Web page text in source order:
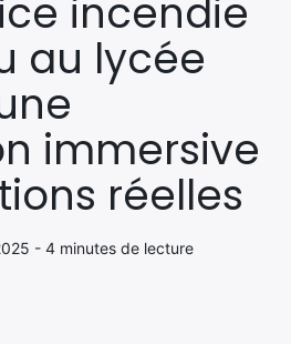
incendie
au lycée
immersive
réelles
- 4 minutes de lecture